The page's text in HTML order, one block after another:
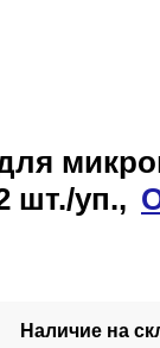
шт./уп.,
Наличие на